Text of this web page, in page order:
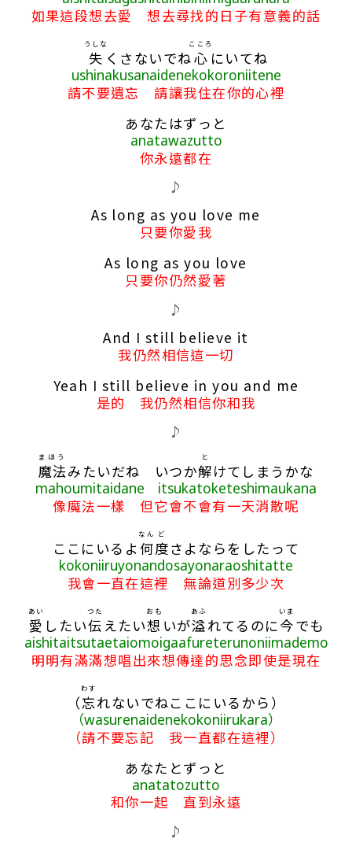
如果這段想去愛 想去尋找的日子有意義的話
失
うしな
くさないでね心
こころ
にいてね
ushinakusanaidenekokoroniitene
請不要遺忘 請讓我住在你的心裡
あなたはずっと
anatawazutto
你永遠都在
♪
As long as you love me
只要你愛我
As long as you love
只要你仍然愛著
♪
And I still believe it
我仍然相信這一切
Yeah I still believe in you and me
是的 我仍然相信你和我
♪
魔法
まほう
みたいだね いつか解
と
けてしまうかな
mahoumitaidane itsukatoketeshimaukana
像魔法一樣 但它會不會有一天消散呢
ここにいるよ何
なん
度
ど
さよならをしたって
kokoniiruyonandosayonaraoshitatte
我會一直在這裡 無論道別多少次
愛
あい
したい伝
つた
えたい想
おも
いが溢
あふ
れてるのに今
いま
でも
aishitaitsutaetaiomoigaafureterunoniimademo
明明有滿滿想唱出來想傳達的思念即使是現在
（忘
わす
れないでねここにいるから）
（wasurenaidenekokoniirukara）
（請不要忘記 我一直都在這裡）
あなたとずっと
anatatozutto
和你一起 直到永遠
♪